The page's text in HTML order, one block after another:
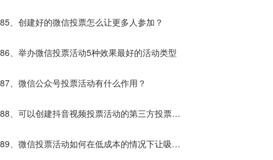
85、创建好的微信投票怎么让更多人参加？
86、举办微信投票活动5种效果最好的活动类型
87、微信公众号投票活动有什么作用？
88、可以创建抖音视频投票活动的第三方投票平
台哪些靠谱？
89、微信投票活动如何在低成本的情况下让吸粉